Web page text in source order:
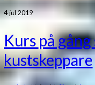
4jul 2019
Kurs på
kustskeppare